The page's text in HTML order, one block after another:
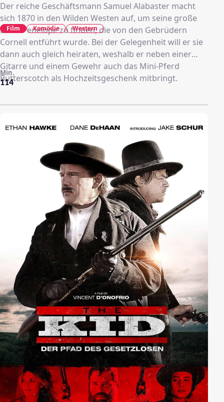
Der reiche Geschäftsmann Samuel Alabaster macht
sich 1870 in den Wilden Westen auf, um seine große
Liebe Penelope zu finden, die von den Gebrüdern
Cornell entführt wurde. Bei der Gelegenheit will er sie
dann auch gleich heiraten, weshalb er neben einer
Gitarre und einem Gewehr auch das Mini-Pferd
Butterscotch als Hochzeitsgeschenk mitbringt.
114
Min.
Film Komödie Western